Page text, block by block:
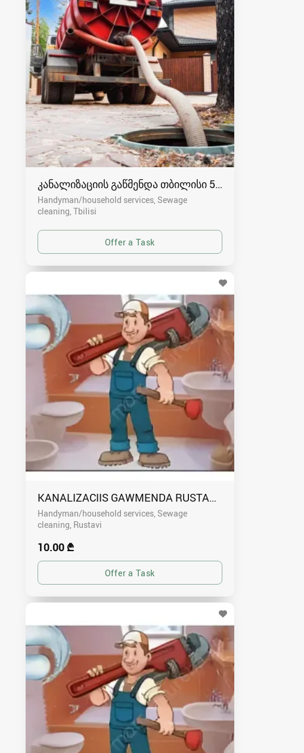
კანალიზაციის გაწმენდა თბილისი 557554000
Handyman/household services, Sewage
cleaning Tbilisi
KANALIZACIIS GAWMENDA RUSTAVSHI - 591004680
Handyman/household services, Sewage
cleaning Rustavi
10.00 ₾